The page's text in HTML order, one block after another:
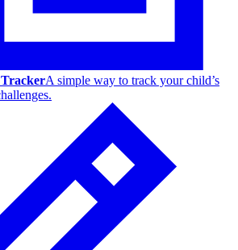
A simple way to track your child’s